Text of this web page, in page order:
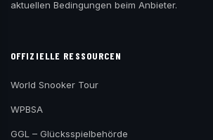
aktuellen Bedingungen beim Anbieter.
OFFIZIELLE RESSOURCEN
World Snooker Tour
WPBSA
GGL – Glücksspielbehörde